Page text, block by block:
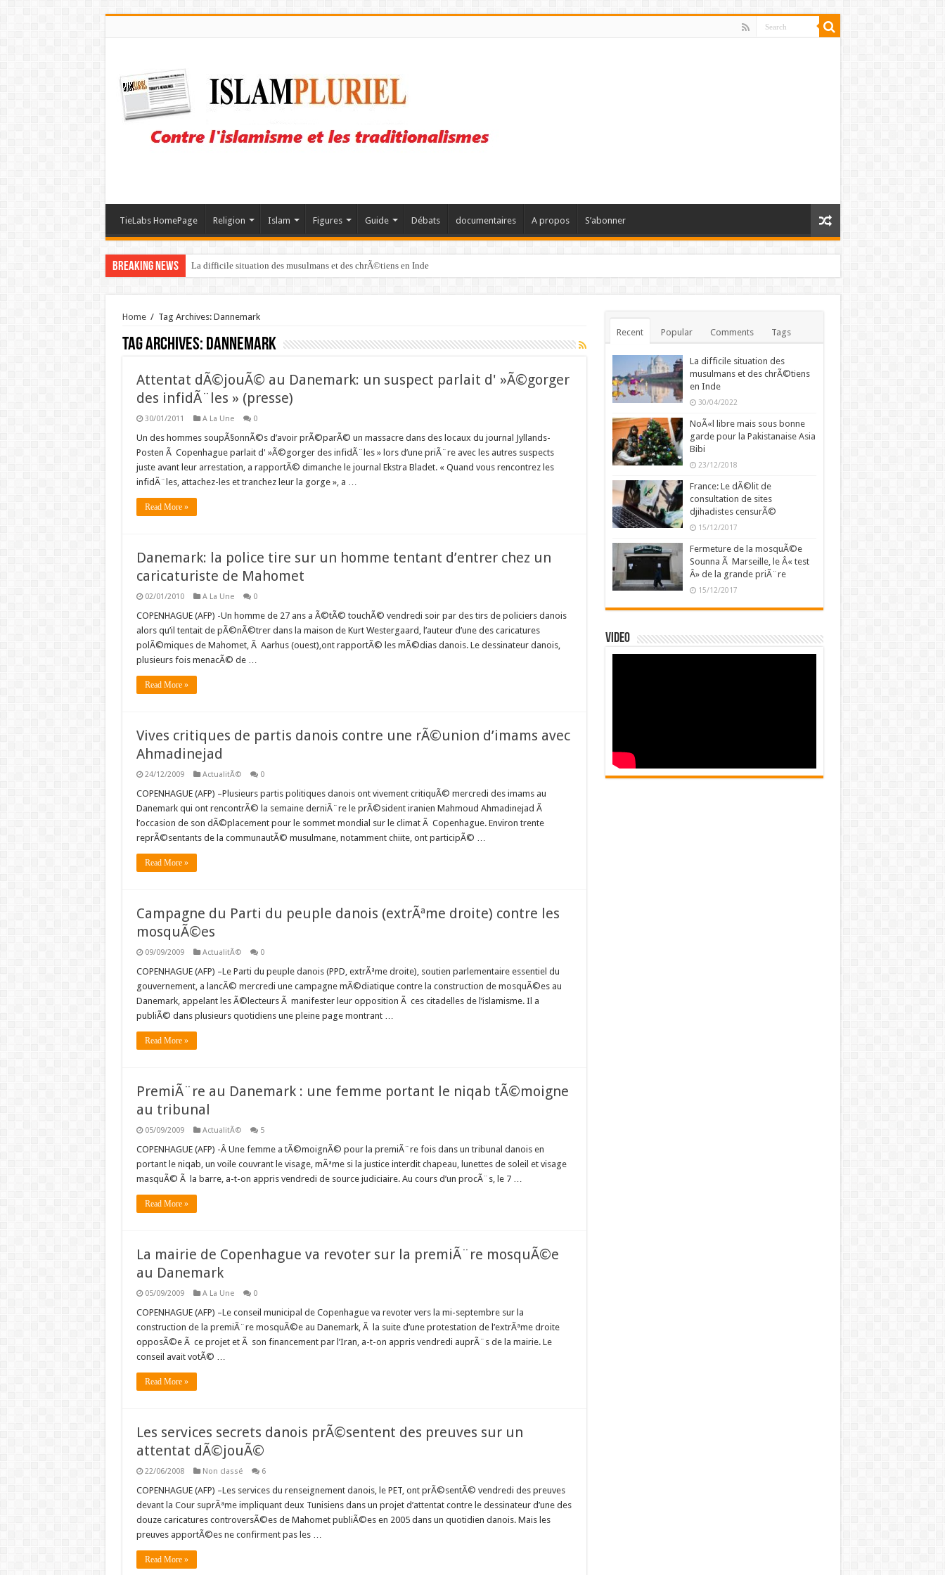
TieLabs HomePage Religion Islam Figures Guide Débats documentaires A propos S’abonner
Breaking News La difficile situation des musulmans et des chrÃ©tiens en Inde
Home / Tag Archives: Dannemark
Tag Archives: Dannemark
Attentat dÃ©jouÃ© au Danemark: un suspect parlait d' »Ã©gorger
des infidÃ¨les » (presse)
30/01/2011 A La Une 0
Un des hommes soupÃ§onnÃ©s d’avoir prÃ©parÃ© un massacre dans des locaux du journal Jyllands-
Posten Ã Copenhague parlait d' »Ã©gorger des infidÃ¨les » lors d’une priÃ¨re avec les autres suspects
juste avant leur arrestation, a rapportÃ© dimanche le journal Ekstra Bladet. « Quand vous rencontrez les
infidÃ¨les, attachez-les et tranchez leur la gorge », a …
Read More »
Danemark: la police tire sur un homme tentant d’entrer chez un
caricaturiste de Mahomet
02/01/2010 A La Une 0
COPENHAGUE (AFP) -Un homme de 27 ans a Ã©tÃ© touchÃ© vendredi soir par des tirs de policiers danois
alors qu’il tentait de pÃ©nÃ©trer dans la maison de Kurt Westergaard, l’auteur d’une des caricatures
polÃ©miques de Mahomet, Ã Aarhus (ouest),ont rapportÃ© les mÃ©dias danois. Le dessinateur danois,
plusieurs fois menacÃ© de …
Read More »
Vives critiques de partis danois contre une rÃ©union d’imams avec
Ahmadinejad
24/12/2009 ActualitÃ© 0
COPENHAGUE (AFP) –Plusieurs partis politiques danois ont vivement critiquÃ© mercredi des imams au
Danemark qui ont rencontrÃ© la semaine derniÃ¨re le prÃ©sident iranien Mahmoud Ahmadinejad Ã
l’occasion de son dÃ©placement pour le sommet mondial sur le climat Ã Copenhague. Environ trente
reprÃ©sentants de la communautÃ© musulmane, notamment chiite, ont participÃ© …
Read More »
Campagne du Parti du peuple danois (extrÃªme droite) contre les
mosquÃ©es
09/09/2009 ActualitÃ© 0
COPENHAGUE (AFP) –Le Parti du peuple danois (PPD, extrÃªme droite), soutien parlementaire essentiel du
gouvernement, a lancÃ© mercredi une campagne mÃ©diatique contre la construction de mosquÃ©es au
Danemark, appelant les Ã©lecteurs Ã manifester leur opposition Ã ces citadelles de l’islamisme. Il a
publiÃ© dans plusieurs quotidiens une pleine page montrant …
Read More »
PremiÃ¨re au Danemark : une femme portant le niqab tÃ©moigne
au tribunal
05/09/2009 ActualitÃ© 5
COPENHAGUE (AFP) -Â Une femme a tÃ©moignÃ© pour la premiÃ¨re fois dans un tribunal danois en
portant le niqab, un voile couvrant le visage, mÃªme si la justice interdit chapeau, lunettes de soleil et visage
masquÃ© Ã la barre, a-t-on appris vendredi de source judiciaire. Au cours d’un procÃ¨s, le 7 …
Read More »
La mairie de Copenhague va revoter sur la premiÃ¨re mosquÃ©e
au Danemark
05/09/2009 A La Une 0
COPENHAGUE (AFP) –Le conseil municipal de Copenhague va revoter vers la mi-septembre sur la
construction de la premiÃ¨re mosquÃ©e au Danemark, Ã la suite d’une protestation de l’extrÃªme droite
opposÃ©e Ã ce projet et Ã son financement par l’Iran, a-t-on appris vendredi auprÃ¨s de la mairie. Le
conseil avait votÃ© …
Read More »
Les services secrets danois prÃ©sentent des preuves sur un
attentat dÃ©jouÃ©
22/06/2008 Non classé 6
COPENHAGUE (AFP) –Les services du renseignement danois, le PET, ont prÃ©sentÃ© vendredi des preuves
devant la Cour suprÃªme impliquant deux Tunisiens dans un projet d’attentat contre le dessinateur d’une des
douze caricatures controversÃ©es de Mahomet publiÃ©es en 2005 dans un quotidien danois. Mais les
preuves apportÃ©es ne confirment pas les …
Read More »
Recent Popular Comments Tags
La difficile situation des
musulmans et des chrÃ©tiens
en Inde
30/04/2022
NoÃ«l libre mais sous bonne
garde pour la Pakistanaise Asia
Bibi
23/12/2018
France: Le dÃ©lit de
consultation de sites
djihadistes censurÃ©
15/12/2017
Fermeture de la mosquÃ©e
Sounna Ã Marseille, le Â« test
Â» de la grande priÃ¨re
15/12/2017
Video